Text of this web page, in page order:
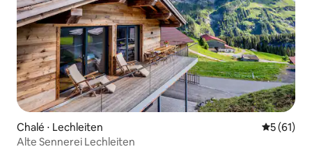
Chalé ⋅ Lechleiten 5 de uma
5 (61)
Alte Sennerei Lechleiten